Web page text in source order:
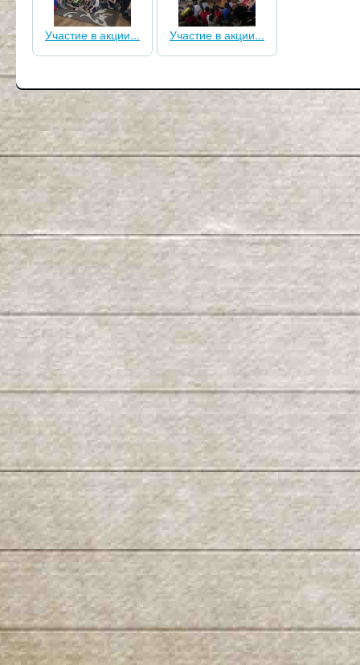
Участие в акции... Участие в акции...